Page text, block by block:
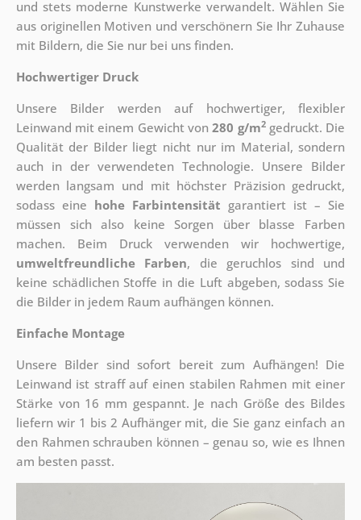
und stets moderne Kunstwerke verwandelt. Wählen Sie
aus originellen Motiven und verschönern Sie Ihr Zuhause
mit Bildern, die Sie nur bei uns finden.
Hochwertiger Druck
Unsere Bilder werden auf hochwertiger, flexibler
Leinwand mit einem Gewicht von280 g/m2gedruckt. Die
Qualität der Bilder liegt nicht nur im Material, sondern
auch in der verwendeten Technologie. Unsere Bilder
werden langsam und mit höchster Präzision gedruckt,
sodass eine hohe Farbintensität garantiert ist – Sie
müssen sich also keine Sorgen über blasse Farben
machen. Beim Druck verwenden wir hochwertige,
umweltfreundliche Farben, die geruchlos sind und
keine schädlichen Stoffe in die Luft abgeben, sodass Sie
die Bilder in jedem Raum aufhängen können.
Einfache Montage
Unsere Bilder sind sofort bereit zum Aufhängen! Die
Leinwand ist straff auf einen stabilen Rahmen mit einer
Stärke von 16 mm gespannt. Je nach Größe des Bildes
liefern wir 1 bis 2 Aufhänger mit, die Sie ganz einfach an
den Rahmen schrauben können – genau so, wie es Ihnen
am besten passt.